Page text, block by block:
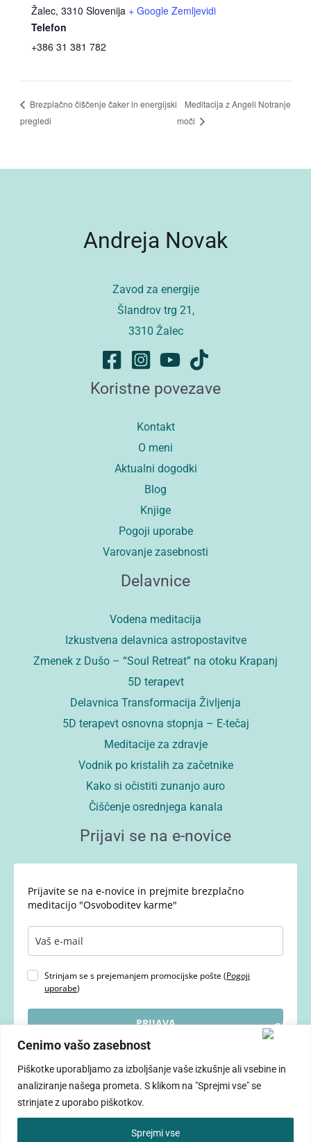
Cenimo vašo zasebnost
Piškotke uporabljamo za izboljšanje vaše izkušnje ali vsebine in
analiziranje našega prometa. S klikom na "Sprejmi vse" se
strinjate z uporabo piškotkov.
Sprejmi vse
Žalec, 3310 Slovenija + Google Zemljevidi
Telefon
+386 31 381 782
Brezplačno čiščenje čaker in energijski
pregledi
Meditacija z Angeli Notranje
moči
Andreja Novak
Zavod za energije
Šlandrov trg 21,
3310 Žalec
Koristne povezave
Kontakt
O meni
Aktualni dogodki
Blog
Knjige
Pogoji uporabe
Varovanje zasebnosti
Delavnice
Vodena meditacija
Izkustvena delavnica astropostavitve
Zmenek z Dušo – “Soul Retreat” na otoku Krapanj
5D terapevt
Delavnica Transformacija Življenja
5D terapevt osnovna stopnja – E-tečaj
Meditacije za zdravje
Vodnik po kristalih za začetnike
Kako si očistiti zunanjo auro
Čiščenje osrednjega kanala
Prijavi se na e-novice
Prijavite se na e-novice in prejmite brezplačno
meditacijo "Osvoboditev karme"
Strinjam se s prejemanjem promocijske pošte (Pogoji
uporabe)
PRIJAVA
Vse pravice pridržane © 2026 ANDREJA NOVAK